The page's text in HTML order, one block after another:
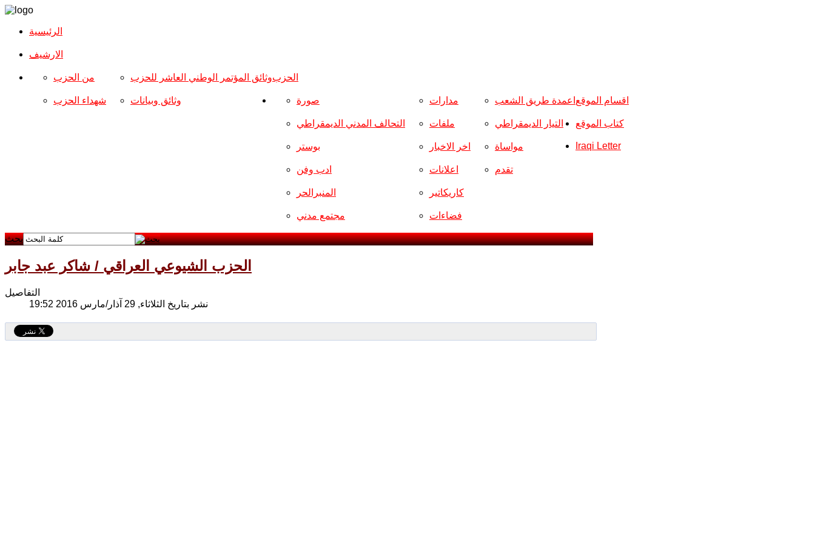
الرئيسية
الارشیف
الحزب من الحزب
شهداء الحزب
وثائق المؤتمر الوطني العاشر للحزب
وثائق وبيانات اقسام الموقع صورة
التحالف المدني الديمقراطي
بوستر
ادب وفن
المنبرالحر
مجتمع مدني
مدارات
ملفات
اخر الاخبار
اعلانات
كاريكاتير
فضاءات
اعمدة طريق الشعب
التيار الديمقراطي
مواساة
تقدم
كتاب الموقع
Iraqi Letter
بحث
الحزب الشيوعي العراقي / شاكر عبد جابر
التفاصيل
نشر بتاريخ الثلاثاء, 29 آذار/مارس 2016 19:52